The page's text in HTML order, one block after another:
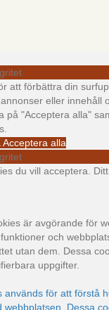
att förbättra din
eller innehåll
på "Acceptera alla"
Acceptera alla
du vill acceptera.
är avgörande för
och
utan dem. Dessa
uppgifter.
används för att förstå
webbplatsen. Dessa